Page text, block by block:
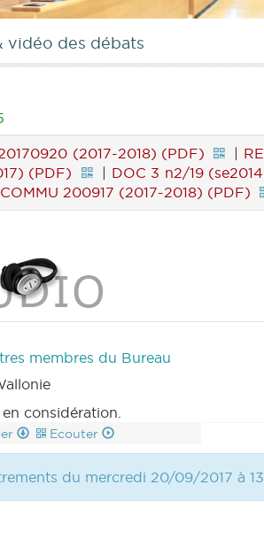
vidéo des débats
(2017-2018) (PDF) |
(PDF)
| DOC 3 n2/19
COMMU 200917 (2017-2018) (PDF)
membres du Bureau
considération.
Ecouter
du mercredi 20/09/2017 à